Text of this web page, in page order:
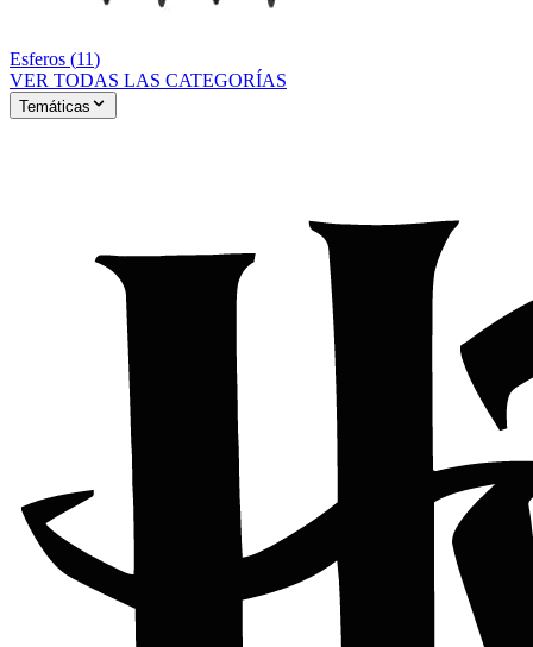
Esferos (11)
VER TODAS LAS CATEGORÍAS
Temáticas